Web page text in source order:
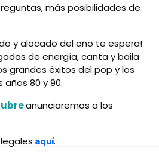
más posibilidades de
y alocado del año te espera!
de energía, canta y baila
grandes éxitos del pop y los
80 y 90.
anunciaremos a los
aquí.